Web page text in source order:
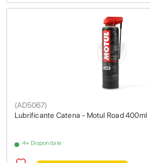
Lubrificante Catena - Motul Road 400ml
(AD5067)
4+ Disponibile